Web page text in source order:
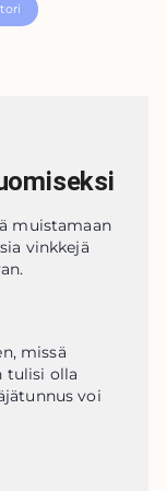
muistamaan
​​vinkkejä
missä
tulisi olla
voi